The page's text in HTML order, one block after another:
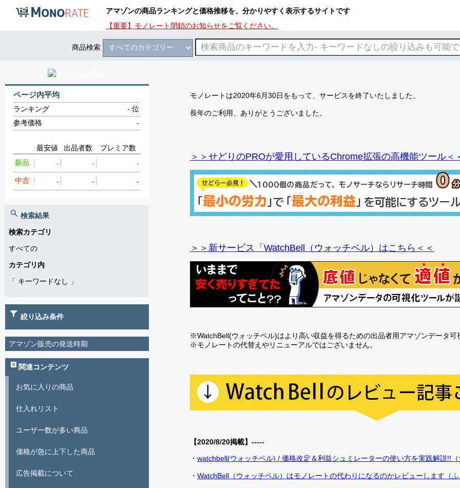
アマゾンの商品ランキングと価格推移を、分かりやすく表示するサイトです
【重要】モノレート閉鎖のお知らせをご覧ください。
商品検索
モノレートは2020年6月30日をもって、サービスを終了いたしました。
長年のご利用、ありがとうございました。
＞＞せどりのPROが愛用しているChrome拡張の高機能ツール＜
＞＞新サービス「WatchBell（ウォッチベル）はこちら＜＜
※WatchBell(ウォッチベル)はより高い収益を得るための出品者用アマゾンデータ可
※モノレートの代替えやリニューアルではございません。
【2020/8/20掲載】-----
・ watchbell(ウォッチベル) / 価格改定＆利益シュミレーターの使い方を実践解説!!
・ WatchBell（ウォッチベル）はモノレートの代わりになるのかレビューします（
ページ内平均
ランキング -位
参考価格
-
最安値 出品者数
プレミア数
新品
- - -
中古 - - -
検索結果
検索カテゴリ
すべての
カテゴリ内
「 キーワードなし 」
絞り込み条件
アマゾン販売の発送時期
関連コンテンツ
お気に入りの商品
仕入れリスト
ユーザー数が多い商品
価格が急に上下した商品
広告掲載について